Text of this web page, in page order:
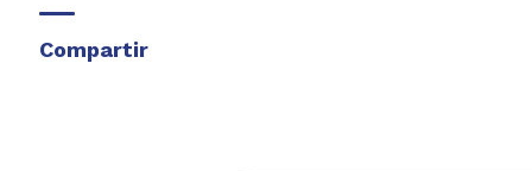
Compartir